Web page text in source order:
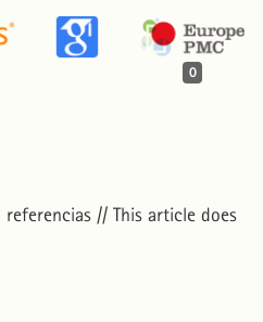
0
// This article does